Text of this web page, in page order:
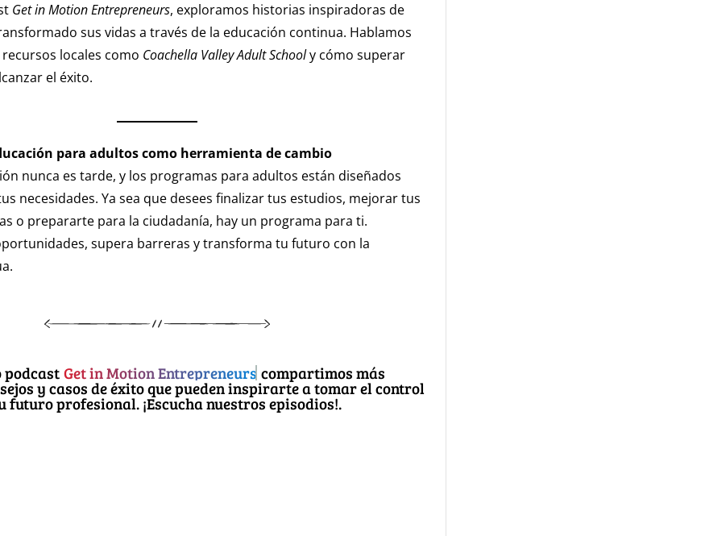
Get in Motion Entrepreneurs, exploramos historias inspiradoras de
sus vidas a través de la educación continua. Hablamos
locales como Coachella Valley Adult Schooly cómo superar
el éxito.
para adultos como herramienta de cambio
nunca es tarde, y los programas para adultos están diseñados
necesidades. Ya sea que desees finalizar tus estudios, mejorar tus
o prepararte para la ciudadanía, hay un programa para ti.
supera barreras y transforma tu futuro con la
podcast Get in Motion Entrepreneurs compartimos más
y casos de éxito que pueden inspirarte a tomar el control
futuro profesional. ¡Escucha nuestros episodios!.